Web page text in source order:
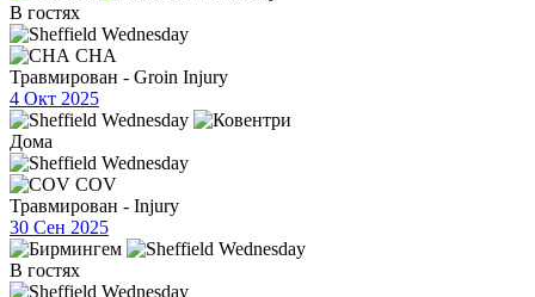
В гостях
CHA
Травмирован - Groin Injury
4 Окт 2025
Дома
COV
Травмирован - Injury
30 Сен 2025
В гостях